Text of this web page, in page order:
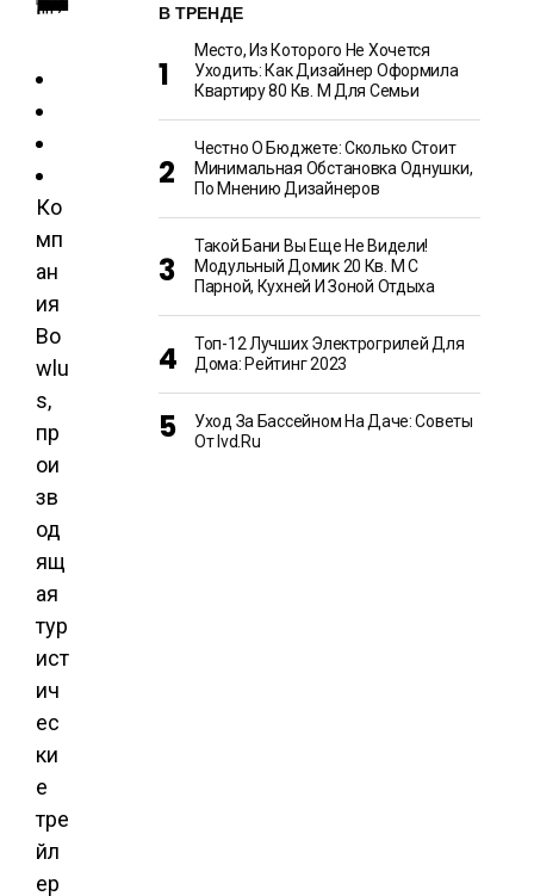
Ко
мп
ан
ия
Bo
wlu
s,
пр
ои
зв
од
ящ
ая
тур
ист
ич
ес
ки
е
тре
йл
ер
В ТРЕНДЕ
Место, Из Которого Не Хочется
Уходить: Как Дизайнер Оформила
Квартиру 80 Кв. М Для Семьи
Честно О Бюджете: Сколько Стоит
Минимальная Обстановка Однушки,
По Мнению Дизайнеров
Такой Бани Вы Еще Не Видели!
Модульный Домик 20 Кв. М С
Парной, Кухней И Зоной Отдыха
Топ-12 Лучших Электрогрилей Для
Дома: Рейтинг 2023
Уход За Бассейном На Даче: Советы
От Ivd.ru